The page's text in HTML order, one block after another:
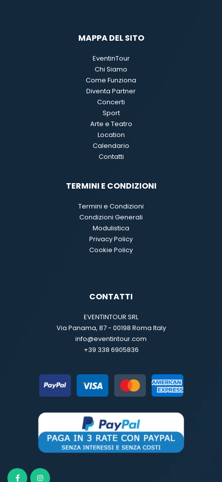
MAPPA DEL SITO
EventinTour
Chi Siamo
Come Funziona
Diventa Partner
Concerti
Sport
Arte e Teatro
Location
Calendario
Contatti
TERMINI E CONDIZIONI
Termini e Condizioni
Condizioni Generali
Modulistica
Privacy Policy
Cookie Policy
CONTATTI
EVENTINTOUR SRL
Via Panama, 87 - 00198 Roma Italy
info@eventintour.com
+39 338 6905836